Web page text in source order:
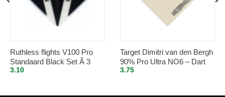
Ruthless flights V100 Pro
Standaard Black Set Ã 3
stuks
3.10
Target Dimitri van den Bergh
90% Pro Ultra NO6 – Dart
Flights
3.75